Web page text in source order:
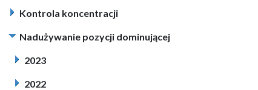
Kontrola koncentracji
Nadużywanie pozycji dominującej
2023
2022